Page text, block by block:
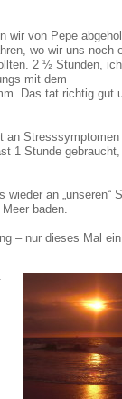
wir von Pepe
wo wir uns noch
2 ½ Stunden,
mit dem
Das tat richtig gut
an
1 Stunde
an „unseren“
baden.
– nur dieses Mal